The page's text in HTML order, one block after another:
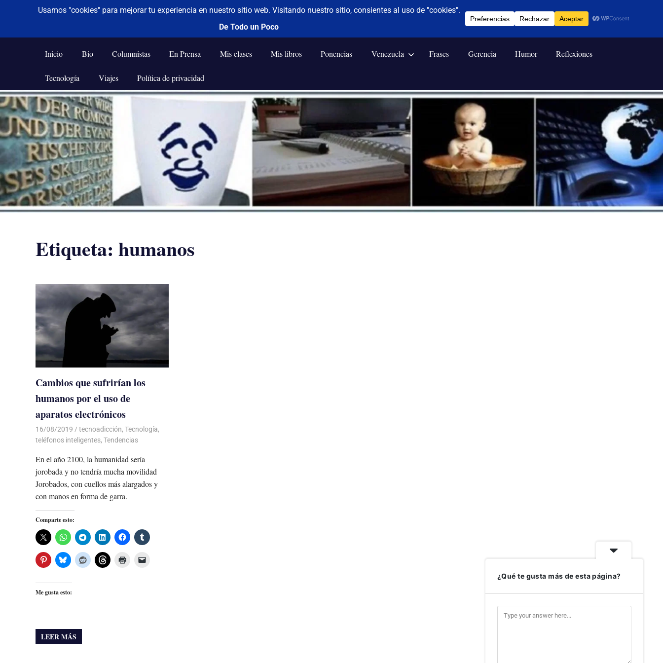
Saltar
al
contenido
De todo un poco
Frases,
Humor,
Tecnología
y
Viajes
Inicio Bio Columnistas En Prensa Mis clases Mis libros Ponencias Venezuela Frases Gerencia Humor Reflexiones
Tecnología Viajes Política de privacidad
Etiqueta: humanos
Cambios que sufrirían los
humanos por el uso de
aparatos electrónicos
16/08/2019 De todo un Poco
tecnoadicción, Tecnología,
teléfonos inteligentes, Tendencias
En el año 2100, la humanidad sería
jorobada y no tendría mucha movilidad
Jorobados, con cuellos más alargados y
con manos en forma de garra.
Comparte esto:
Me gusta esto:
LEER MÁS
¿Qué te gusta más de esta página?